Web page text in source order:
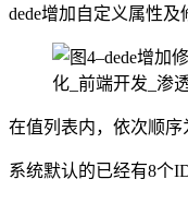
dede增加自定义属性
在值列表内，依次顺
系统默认的已经有8个